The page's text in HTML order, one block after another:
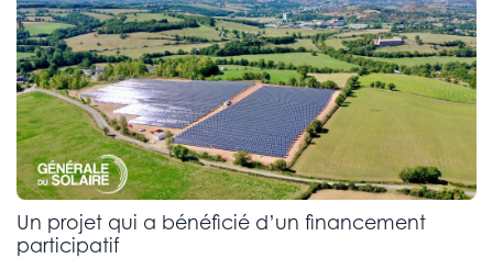
Un projet qui a bénéficié d’un financement
participatif